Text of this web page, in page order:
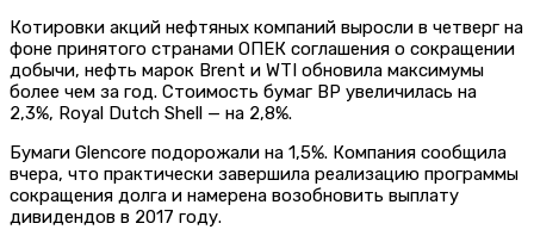
Котировки акций нефтяных компаний выросли в четверг на
фоне принятого странами ОПЕК соглашения о сокращении
добычи, нефть марок Brent и WTI обновила максимумы
более чем за год. Стоимость бумаг BP увеличилась на
2,3%, Royal Dutch Shell — на 2,8%.
Бумаги Glencore подорожали на 1,5%. Компания сообщила
вчера, что практически завершила реализацию программы
сокращения долга и намерена возобновить выплату
дивидендов в 2017 году.